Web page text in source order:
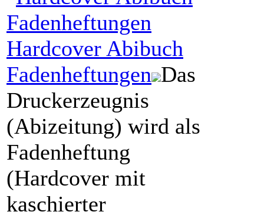
Hardcover Abibuch
Fadenheftungen Das
Druckerzeugnis
(Abizeitung) wird als
Fadenheftung
(Hardcover mit
kaschierter